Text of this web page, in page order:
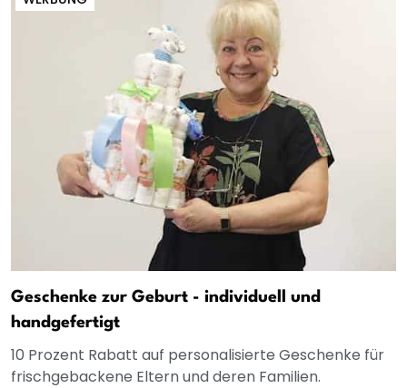
Geschenke zur Geburt - individuell und
handgefertigt
10 Prozent Rabatt auf personalisierte Geschenke für
frischgebackene Eltern und deren Familien.